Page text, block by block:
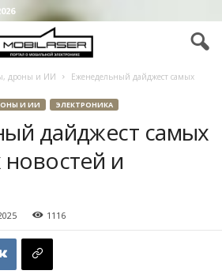
дроны и ИИ
Еженедельный дайджест самых
И ИИ ЭЛЕКТРОНИКА
дайджест самых
и
1116